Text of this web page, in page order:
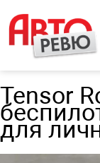
Tensor
для